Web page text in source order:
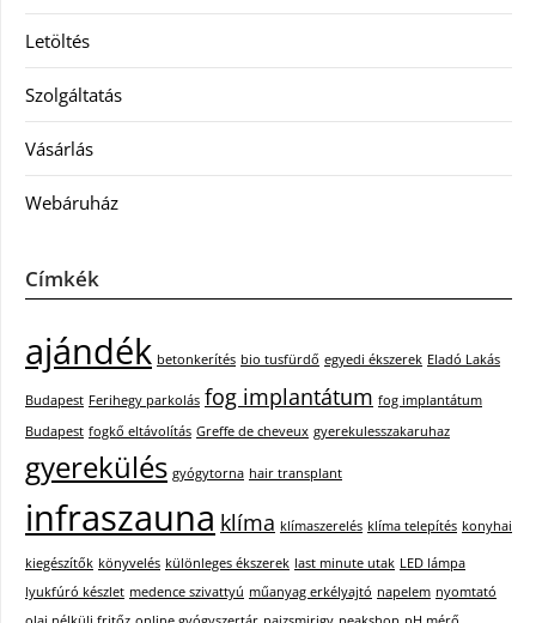
Letöltés
Szolgáltatás
Vásárlás
Webáruház
Címkék
ajándék betonkerítés bio tusfürdő egyedi ékszerek Eladó Lakás
Budapest Ferihegy parkolás fog implantátum fog implantátum
Budapest fogkő eltávolítás Greffe de cheveux gyerekulesszakaruhaz
gyerekülés gyógytorna hair transplant
infraszauna klíma klímaszerelés klíma telepítés konyhai
kiegészítők könyvelés különleges ékszerek last minute utak LED lámpa
lyukfúró készlet medence szivattyú műanyag erkélyajtó napelem nyomtató